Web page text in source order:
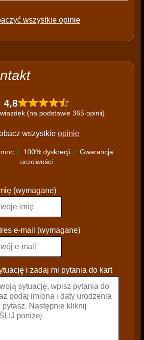
wszystkie opinie
4,8
(na podstawie 365 opinii)
wszystkie opinie
✔ 100% dyskrecji ✔ Gwarancja
uczciwości
(wymagane)
e-mail (wymagane)
i zadaj mi pytania do kart